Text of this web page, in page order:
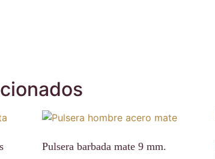
Pulsera barbada mate 9 mm.